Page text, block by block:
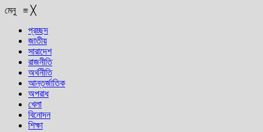
মেনু ≡ ╳
প্রচ্ছদ
জাতীয়
সারাদেশ
রাজনীতি
অর্থনীতি
আন্তর্জাতিক
অপরাধ
খেলা
বিনোদন
শিক্ষা